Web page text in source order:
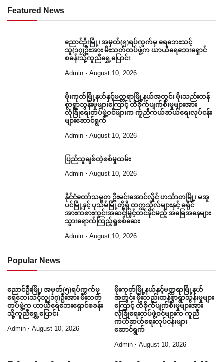
Featured News
ညောင်ဦးမြို့၊ အမှတ်(၅)ရပ်ကွက်မှ ရေဘေးသင့်
သူ(၁၇)ဦးအား မီးသတ်တပ်ဖွဲ့က ယာယီရေဘေးရှောင်
စခန်းသို့ကူညီရွှေ့ပြောင်း
Admin August 10, 2026
မိုးကုတ်မြို့နယ်နှင့်မတ္တရာမြို့နယ်အတွင်း မိုးသည်းထန်
စွာရွာသွန်းမှုများကြောင့် ထိခိုက်ပျက်စီးမှုများအား
လုံခြုံရေးတပ်ဖွဲ့ဝင်များက ကူညီကယ်ဆယ်ရေးလုပ်ငန်း
များဆောင်ရွက်
Admin August 10, 2026
ပြည်သူချစ်တဲ့စစ်မှုထမ်း
Admin August 10, 2026
နိုင်ငံတော်သမ္မတ ဦးမင်းအောင်လှိုင် ဟင်္သာတမြို့၊ မအူ
ပင်မြို့နှင့် ပုသိမ်မြို့တို့ရှိ တက္ကသိုလ်များနှင့် ခရိုင်
အားကစားကွင်းအဆင့်မြှင့်တင်နိုင်မည့် အခြေအနေများ
သွားရောက်ကြည့်ရှုစစ်ဆေး
Admin August 10, 2026
Popular News
ညောင်ဦးမြို့၊ အမှတ်(၅)ရပ်ကွက်မှ
ရေဘေးသင့်သူ(၁၇)ဦးအား မီးသတ်
တပ်ဖွဲ့က ယာယီရေဘေးရှောင်စခန်း
သို့ကူညီရွှေ့ပြောင်း
Admin August 10, 2026
မိုးကုတ်မြို့နယ်နှင့်မတ္တရာမြို့နယ်
အတွင်း မိုးသည်းထန်စွာရွာသွန်းမှုများ
ကြောင့် ထိခိုက်ပျက်စီးမှုများအား
လုံခြုံရေးတပ်ဖွဲ့ဝင်များက ကူညီ
ကယ်ဆယ်ရေးလုပ်ငန်းများ
ဆောင်ရွက်
Admin August 10, 2026